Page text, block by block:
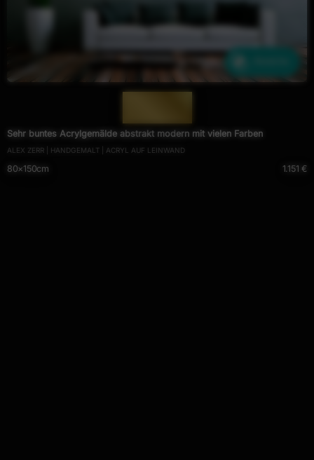
Sehr buntes Acrylgemälde abstrakt modern mit vielen Farben
ALEX ZERR | HANDGEMALT | ACRYL AUF LEINWAND
80×150cm 1.151 €